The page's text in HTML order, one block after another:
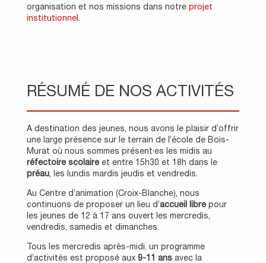
organisation et nos missions dans notre projet
institutionnel.
RÉSUMÉ DE NOS ACTIVITÉS
A destination des jeunes, nous avons le plaisir d’offrir
une large présence sur le terrain de l’école de Bois-
Murat où nous sommes présent·es les midis au
réfectoire scolaireet entre 15h30 et 18h dans le
préau, les lundis mardis jeudis et vendredis.
Au Centre d’animation (Croix-Blanche), nous
continuons de proposer un lieu d’accueil librepour
les jeunes de 12 à 17 ans ouvert les mercredis,
vendredis, samedis et dimanches.
Tous les mercredis après-midi, un programme
d’activités est proposé aux 9-11 ansavec la